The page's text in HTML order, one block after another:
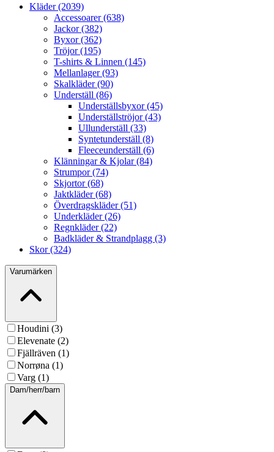
Kläder (2039)
Accessoarer (638)
Jackor (382)
Byxor (362)
Tröjor (195)
T-shirts & Linnen (145)
Mellanlager (93)
Skalkläder (90)
Underställ (86)
Underställsbyxor (45)
Underställströjor (43)
Ullunderställ (33)
Syntetunderställ (8)
Fleeceunderställ (6)
Klänningar & Kjolar (84)
Strumpor (74)
Skjortor (68)
Jaktkläder (68)
Överdragskläder (51)
Underkläder (26)
Regnkläder (22)
Badkläder & Strandplagg (3)
Skor (324)
Varumärken
Houdini (3)
Elevenate (2)
Fjällräven (1)
Norrøna (1)
Varg (1)
Dam/herr/barn